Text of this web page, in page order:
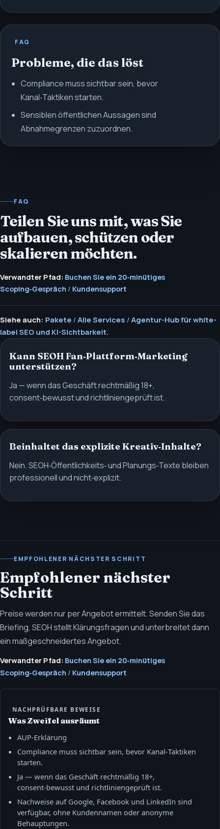
FAQ
Probleme, die das löst
Compliance muss sichtbar sein, bevor
Kanal‑Taktiken starten.
Sensiblen öffentlichen Aussagen sind
Abnahmegrenzen zuzuordnen.
FAQ
Teilen Sie uns mit, was Sie
aufbauen, schützen oder
skalieren möchten.
Verwandter Pfad: Buchen Sie ein 20‑minütiges
Scoping‑Gespräch / Kundensupport
Siehe auch: Pakete / Alle Services / Agentur-Hub für white-
label SEO und KI-Sichtbarkeit.
Kann SEOH Fan‑Plattform‑Marketing
unterstützen?
Ja — wenn das Geschäft rechtmäßig 18+,
consent‑bewusst und richtliniengeprüft ist.
Beinhaltet das explizite Kreativ‑Inhalte?
Nein. SEOH‑Öffentlichkeits‑ und Planungs‑Texte bleiben
professionell und nicht‑explizit.
EMPFOHLENER NÄCHSTER SCHRITT
Empfohlener nächster
Schritt
Preise werden nur per Angebot ermittelt. Senden Sie das
Briefing, SEOH stellt Klärungsfragen und unterbreitet dann
ein maßgeschneidertes Angebot.
Verwandter Pfad: Buchen Sie ein 20‑minütiges
Scoping‑Gespräch / Kundensupport
NACHPRÜFBARE BEWEISE
Was Zweifel ausräumt
AUP‑Erklärung
Compliance muss sichtbar sein, bevor Kanal‑Taktiken
starten.
Ja — wenn das Geschäft rechtmäßig 18+,
consent‑bewusst und richtliniengeprüft ist.
Nachweise auf Google, Facebook und LinkedIn sind
verfügbar, ohne Kundennamen oder anonyme
Behauptungen.